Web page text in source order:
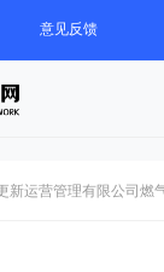
意见反馈
新运营管理有限公司